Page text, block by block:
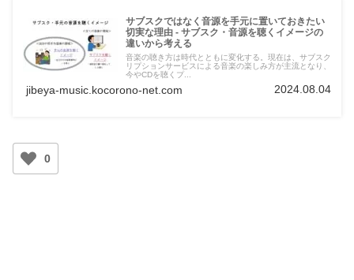
サブスクではなく音源を手元に置いておきたい
切実な理由 - サブスク・音源を聴くイメージの
違いから考える
音楽の聴き方は時代とともに変化する。現在は、サブスク
リプションサービスによる音楽の楽しみ方が主流となり、
今やCDを聴くプ...
jibeya-music.kocorono-net.com 2024.08.04
0